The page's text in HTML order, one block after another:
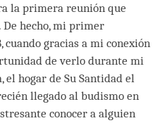
la primera reunión que
De hecho, mi primer
cuando gracias a mi conexión
de verlo durante mi
hogar de Su Santidad el
llegado al budismo en
conocer a alguien